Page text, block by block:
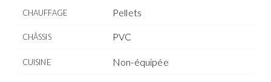
CHAUFFAGE Pellets
CHÂSSIS PVC
CUISINE Non-équipée